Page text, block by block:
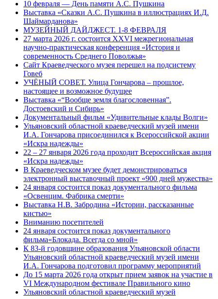
10 февраля — День памяти А.С. Пушкина
Выставка «Сказки А.С. Пушкина в иллюстрациях И.Д.
Шаймарданова»
МУЗЕЙНЫЙ ДАЙДЖЕСТ. 1-8 ФЕВРАЛЯ
27 марта 2026 г. состоится XXVI межрегиональная
научно-практическая конференция «История и
современность Среднего Поволжья»
Сайт Краеведческого музея перешел на подсистему
Говеб
УЧЁНЫЙ СОВЕТ. Улица Гончарова – прошлое,
настоящее и возможное будущее
Выставка «“Вообще земля благословенная”.
Достоевский и Сибирь»
Документальный фильм «Удивительные клады Волги»
Ульяновский областной краеведческий музей имени
И.А. Гончарова присоединился к Всероссийской акции
«Искра надежды»
22 – 27 января 2026 года проходит Всероссийская акция
«Искра надежды»
В Краеведческом музее будет демонстрироваться
электронный выставочный проект «900 дней мужества»
24 января состоится показ документального фильма
«Освенцим. Фабрика смерти»
Выставка Н.В. Забродина «Истории, рассказанные
кистью»
Вниманию посетителей
24 января состоится показ документального
фильма«Блокада. Всегда со мной»
К 83-й годовщине образования Ульяновской области
Ульяновский областной краеведческий музей имени
И.А. Гончарова подготовил программу мероприятий
До 15 марта 2026 года открыт прием заявок на участие в
VI Международном фестивале Правильного кино
Ульяновский областной краеведческий музей